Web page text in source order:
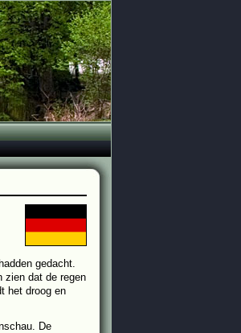
gedacht.
zien dat de regen
het droog en
De